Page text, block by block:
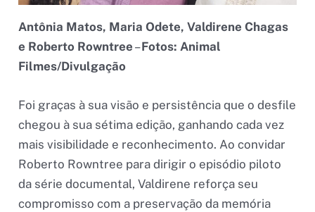
Antônia Matos, Maria Odete, Valdirene Chagas
e Roberto Rowntree –Fotos: Animal
Filmes/Divulgação
Foi graças à sua visão e persistência que o desfile
chegou à sua sétima edição, ganhando cada vez
mais visibilidade e reconhecimento. Ao convidar
Roberto Rowntree para dirigir o episódio piloto
da série documental, Valdirene reforça seu
compromisso com a preservação da memória